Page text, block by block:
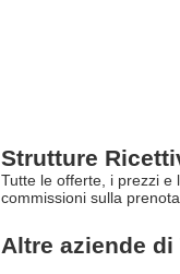
Strutture
Tutte le offerte, i prezzi e
commissioni sulla
Altre aziende di